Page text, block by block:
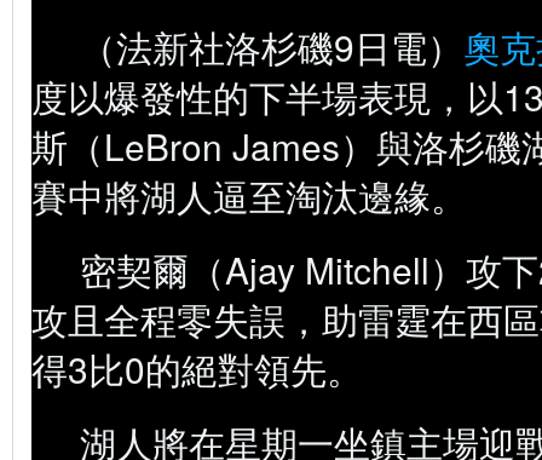
（法新社洛杉磯9日電） 奧
度以爆發性的下半場表現，以
斯（LeBron James）與洛杉磯
賽中將湖人逼至淘汰邊緣。
密契爾（Ajay Mitchell）攻
攻且全程零失誤，助雷霆在西
得3比0的絕對領先。
湖人將在星期一坐鎮主場迎